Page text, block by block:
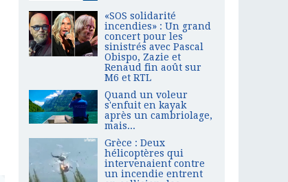
«SOS solidarité
incendies» : Un grand
concert pour les
sinistrés avec Pascal
Obispo, Zazie et
Renaud fin août sur
M6 et RTL
Quand un voleur
s'enfuit en kayak
après un cambriolage,
mais...
Grèce : Deux
hélicoptères qui
intervenaient contre
un incendie entrent